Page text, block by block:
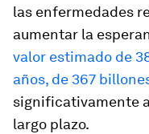
las enfermedades
aumentar la
valor estimado de
años, de 367
significativamente
largo plazo.